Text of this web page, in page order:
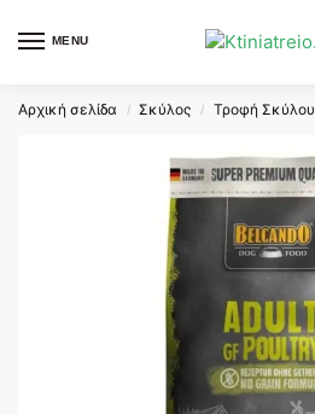
MENU
Αρχική σελίδα / Σκύλος / Τροφή Σκύλου